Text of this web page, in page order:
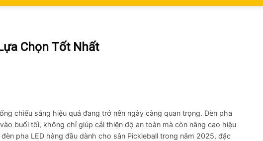
Chọn Tốt Nhất
chiếu sáng hiệu quả đang trở nên ngày càng quan trọng. Đèn pha
buổi tối, không chỉ giúp cải thiện độ an toàn mà còn nâng cao hiệu
pha LED hàng đầu dành cho sân Pickleball trong năm 2025, đặc